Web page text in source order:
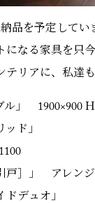
品を予定してい
になる家具を只今
テリアに、私達
ル」 1900×900
ッド」
戸］」 アレン
ドデュオ」